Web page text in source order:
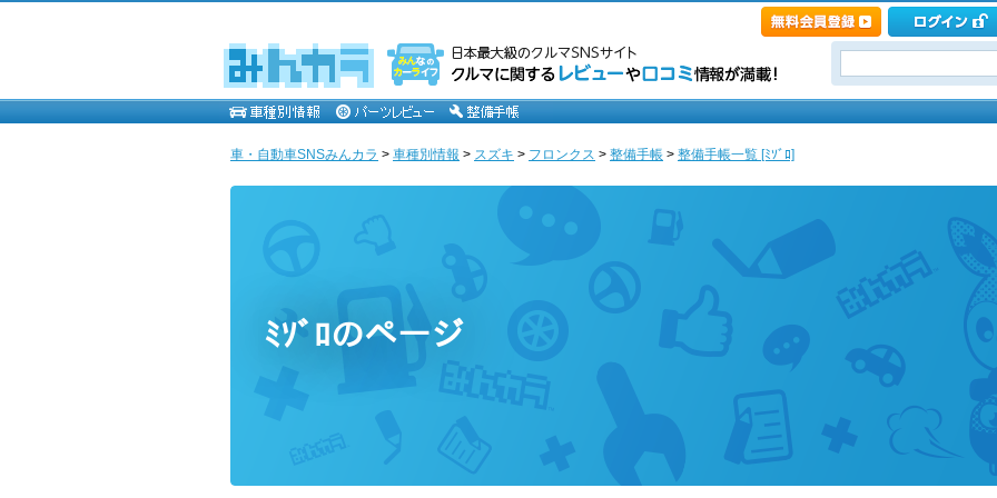
車・自動車SNSみんカラ > 車種別情報 > スズキ > フロンクス > 整備手帳 > 整備手帳一覧 [ﾐｿﾞﾛ]
ﾐｿﾞﾛのページ